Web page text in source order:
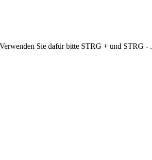
Sie dafür bitte STRG + und STRG - .